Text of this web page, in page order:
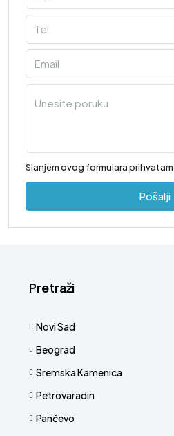
Slanjem ovog formulara prihvatam
Pošalji
Pretraži
Novi Sad
Beograd
Sremska Kamenica
Petrovaradin
Pančevo